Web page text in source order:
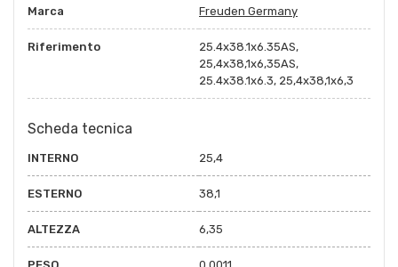
Marca Freuden Germany
Riferimento
25.4x38.1x6.35AS,
25,4x38,1x6,35AS,
25.4x38.1x6.3, 25,4x38,1x6,3
Scheda tecnica
INTERNO 25,4
ESTERNO 38,1
ALTEZZA 6,35